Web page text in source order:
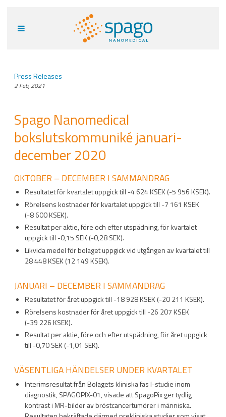
Press Releases
2 Feb, 2021
Spago Nanomedical
bokslutskommuniké januari-
december 2020
OKTOBER – DECEMBER I SAMMANDRAG
Resultatet för kvartalet uppgick till -4 624 KSEK (-5 956 KSEK).
Rörelsens kostnader för kvartalet uppgick till -7 161 KSEK
(-8 600 KSEK).
Resultat per aktie, före och efter utspädning, för kvartalet
uppgick till -0,15 SEK (-0,28 SEK).
Likvida medel för bolaget uppgick vid utgången av kvartalet till
28 448 KSEK (12 149 KSEK).
JANUARI – DECEMBER I SAMMANDRAG
Resultatet för året uppgick till -18 928 KSEK (-20 211 KSEK).
Rörelsens kostnader för året uppgick till -26 207 KSEK
(-39 226 KSEK).
Resultat per aktie, före och efter utspädning, för året uppgick
till -0,70 SEK (-1,01 SEK).
VÄSENTLIGA HÄNDELSER UNDER KVARTALET
Interimsresultat från Bolagets kliniska fas I-studie inom
diagnostik, SPAGOPIX-01, visade att SpagoPix ger tydlig
kontrast i MR-bilder av bröstcancertumörer i människa.